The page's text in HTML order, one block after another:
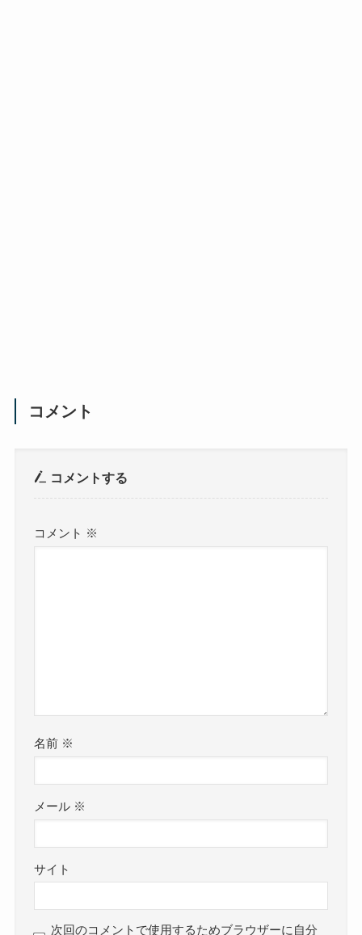
コメント
コメントする
コメント ※
名前 ※
メール ※
サイト
次回のコメントで使用するためブラウザーに自分